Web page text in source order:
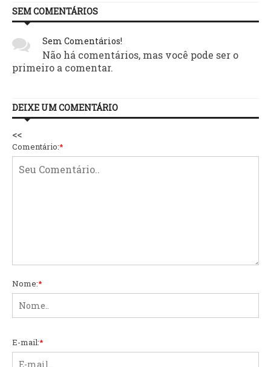
SEM COMENTÁRIOS
Sem Comentários!
Não há comentários, mas você pode ser o
primeiro a comentar.
DEIXE UM COMENTÁRIO
<<
Comentário:*
Nome:*
E-mail:*